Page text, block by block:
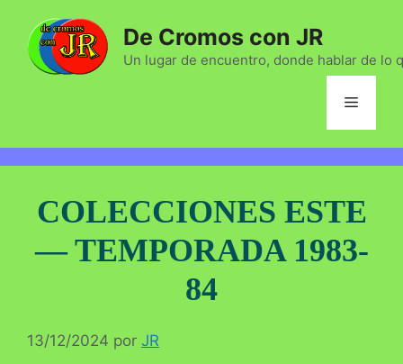
contenido
De Cromos con JR
Un lugar de encuentro, donde hablar de lo
Menú
COLECCIONES ESTE
— TEMPORADA 1983-
84
13/12/2024 por JR